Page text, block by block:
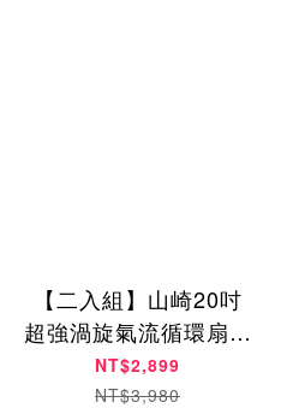
【二入組】山崎20吋
超強渦旋氣流循環扇｜
SK-20F
NT$2,899
NT$3,980